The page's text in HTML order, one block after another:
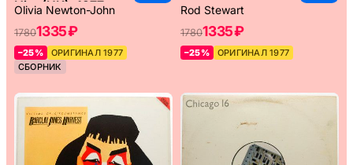
Hits (UK), 1977
Olivia Newton-John
17801335 ₽
–25%
ОРИГИНАЛ 1977
СБОРНИК
Rod Stewart
17801335 ₽
–25% ОРИГИНАЛ 1977